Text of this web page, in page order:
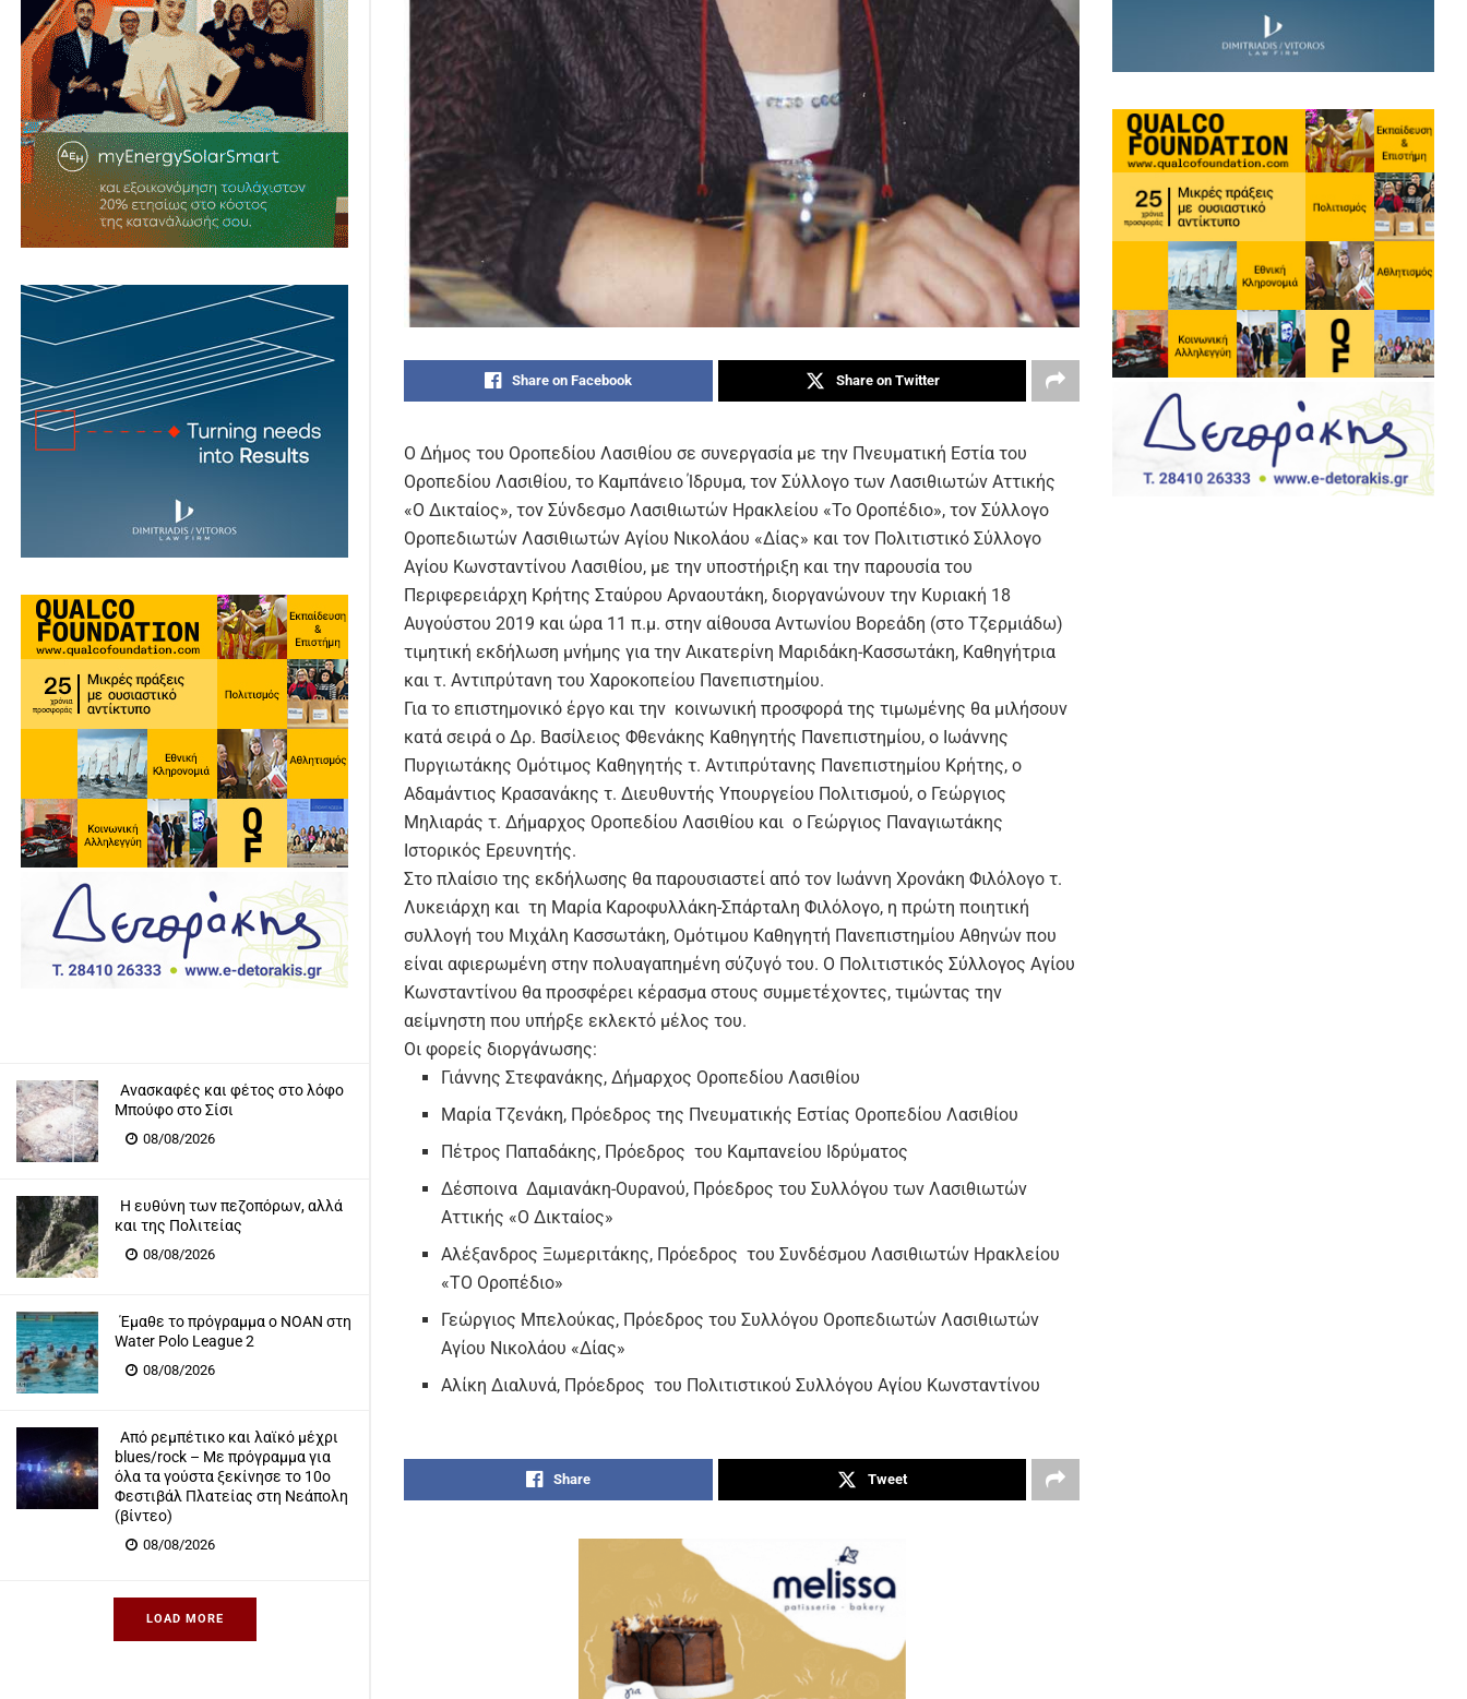
Ανασκαφές και φέτος στο λόφο
Μπούφο στο Σίσι
08/08/2026
Η ευθύνη των πεζοπόρων, αλλά
και της Πολιτείας
08/08/2026
Έμαθε το πρόγραμμα ο ΝΟΑΝ στη
Water Polo League 2
08/08/2026
Από ρεμπέτικο και λαϊκό μέχρι
blues/rock – Με πρόγραμμα για
όλα τα γούστα ξεκίνησε το 10ο
Φεστιβάλ Πλατείας στη Νεάπολη
(βίντεο)
08/08/2026
LOAD MORE
Share on Facebook Share on Twitter
O Δήμος του Οροπεδίου Λασιθίου σε συνεργασία με την Πνευματική Εστία του
Οροπεδίου Λασιθίου, το Καμπάνειο Ίδρυμα, τον Σύλλογο των Λασιθιωτών Αττικής
«Ο Δικταίος», τον Σύνδεσμο Λασιθιωτών Ηρακλείου «Το Οροπέδιο», τον Σύλλογο
Οροπεδιωτών Λασιθιωτών Αγίου Νικολάου «Δίας» και τον Πολιτιστικό Σύλλογο
Αγίου Κωνσταντίνου Λασιθίου, με την υποστήριξη και την παρουσία του
Περιφερειάρχη Κρήτης Σταύρου Αρναουτάκη, διοργανώνουν την Κυριακή 18
Αυγούστου 2019 και ώρα 11 π.μ. στην αίθουσα Αντωνίου Βορεάδη (στο Τζερμιάδω)
τιμητική εκδήλωση μνήμης για την Αικατερίνη Μαριδάκη-Κασσωτάκη, Καθηγήτρια
και τ. Αντιπρύτανη του Χαροκοπείου Πανεπιστημίου.
Για το επιστημονικό έργο και την κοινωνική προσφορά της τιμωμένης θα μιλήσουν
κατά σειρά ο Δρ. Βασίλειος Φθενάκης Καθηγητής Πανεπιστημίου, ο Ιωάννης
Πυργιωτάκης Ομότιμος Καθηγητής τ. Αντιπρύτανης Πανεπιστημίου Κρήτης, ο
Αδαμάντιος Κρασανάκης τ. Διευθυντής Υπουργείου Πολιτισμού, ο Γεώργιος
Μηλιαράς τ. Δήμαρχος Οροπεδίου Λασιθίου και ο Γεώργιος Παναγιωτάκης
Ιστορικός Ερευνητής.
Στο πλαίσιο της εκδήλωσης θα παρουσιαστεί από τον Ιωάννη Χρονάκη Φιλόλογο τ.
Λυκειάρχη και τη Μαρία Καροφυλλάκη-Σπάρταλη Φιλόλογο, η πρώτη ποιητική
συλλογή του Μιχάλη Κασσωτάκη, Ομότιμου Καθηγητή Πανεπιστημίου Αθηνών που
είναι αφιερωμένη στην πολυαγαπημένη σύζυγό του. Ο Πολιτιστικός Σύλλογος Αγίου
Κωνσταντίνου θα προσφέρει κέρασμα στους συμμετέχοντες, τιμώντας την
αείμνηστη που υπήρξε εκλεκτό μέλος του.
Οι φορείς διοργάνωσης:
Γιάννης Στεφανάκης, Δήμαρχος Οροπεδίου Λασιθίου
Μαρία Τζενάκη, Πρόεδρος της Πνευματικής Εστίας Οροπεδίου Λασιθίου
Πέτρος Παπαδάκης, Πρόεδρος του Καμπανείου Ιδρύματος
Δέσποινα Δαμιανάκη-Ουρανού, Πρόεδρος του Συλλόγου των Λασιθιωτών
Αττικής «Ο Δικταίος»
Αλέξανδρος Ξωμεριτάκης, Πρόεδρος του Συνδέσμου Λασιθιωτών Ηρακλείου
«ΤΟ Οροπέδιο»
Γεώργιος Μπελούκας, Πρόεδρος του Συλλόγου Οροπεδιωτών Λασιθιωτών
Αγίου Νικολάου «Δίας»
Αλίκη Διαλυνά, Πρόεδρος του Πολιτιστικού Συλλόγου Αγίου Κωνσταντίνου
Share Tweet